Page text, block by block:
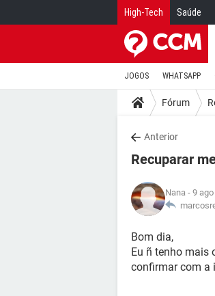
High-Tech Saúde
JOGOS WHATSAPP
Fórum
Anterior
Recuparar
Nana - 9
Bom dia,
Eu ñ tenho mais
confirmar com a